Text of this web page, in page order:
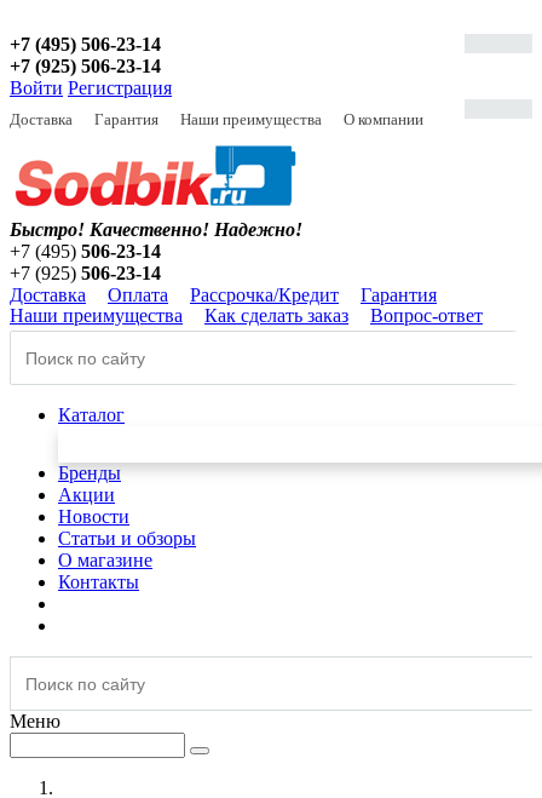
+7 (495) 506-23-14
+7 (925) 506-23-14
Войти Регистрация
Доставка Гарантия Наши преимущества О компании
Быстро! Качественно! Надежно!
+7 (495) 506-23-14
+7 (925) 506-23-14
Доставка
Оплата Рассрочка/Кредит
Гарантия
Наши преимущества
Как сделать заказ Вопрос-ответ
Каталог
Бренды
Акции
Новости
Статьи и обзоры
О магазине
Контакты
Меню